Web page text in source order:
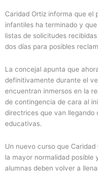
Caridad Ortiz informa que el
infantiles ha terminado y
listas de solicitudes
dos días para posibles
La concejal apunta que
definitivamente durante el
encuentran inmersos en la
de contingencia de cara al
directrices que van llegando
educativas.
Un nuevo curso que
la mayor normalidad posible
alumnas deben volver a